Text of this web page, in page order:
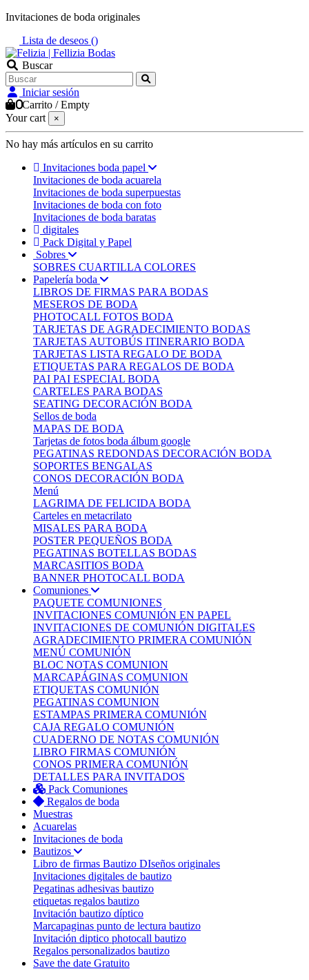
Invitaciones de boda originales
Lista de deseos ()
Buscar
Iniciar sesión
0Carrito /Empty
Your cart
×
No hay más artículos en su carrito
Invitaciones boda papel
Invitaciones de boda acuarela
Invitaciones de boda superpuestas
Invitaciones de boda con foto
Invitaciones de boda baratas
digitales
Pack Digital y Papel
Sobres
SOBRES CUARTILLA COLORES
Papelería boda
LIBROS DE FIRMAS PARA BODAS
MESEROS DE BODA
PHOTOCALL FOTOS BODA
TARJETAS DE AGRADECIMIENTO BODAS
TARJETAS AUTOBÚS ITINERARIO BODA
TARJETAS LISTA REGALO DE BODA
ETIQUETAS PARA REGALOS DE BODA
PAI PAI ESPECIAL BODA
CARTELES PARA BODAS
SEATING DECORACIÓN BODA
Sellos de boda
MAPAS DE BODA
Tarjetas de fotos boda álbum google
PEGATINAS REDONDAS DECORACIÓN BODA
SOPORTES BENGALAS
CONOS DECORACIÓN BODA
Menú
LAGRIMA DE FELICIDA BODA
Carteles en metacrilato
MISALES PARA BODA
POSTER PEQUEÑOS BODA
PEGATINAS BOTELLAS BODAS
MARCASITIOS BODA
BANNER PHOTOCALL BODA
Comuniones
PAQUETE COMUNIONES
INVITACIONES COMUNIÓN EN PAPEL
INVITACIONES DE COMUNIÓN DIGITALES
AGRADECIMIENTO PRIMERA COMUNIÓN
MENÚ COMUNIÓN
BLOC NOTAS COMUNION
MARCAPÁGINAS COMUNION
ETIQUETAS COMUNIÓN
PEGATINAS COMUNION
ESTAMPAS PRIMERA COMUNIÓN
CAJA REGALO COMUNIÓN
CUADERNO DE NOTAS COMUNIÓN
LIBRO FIRMAS COMUNIÓN
CONOS PRIMERA COMUNIÓN
DETALLES PARA INVITADOS
Pack Comuniones
Regalos de boda
Muestras
Acuarelas
Invitaciones de boda
Bautizos
Libro de firmas Bautizo DIseños originales
Invitaciones digitales de bautizo
Pegatinas adhesivas bautizo
etiquetas regalos bautizo
Invitación bautizo díptico
Marcapaginas punto de lectura bautizo
Invitación diptico photocall bautizo
Regalos personalizados bautizo
Save the date Gratuito